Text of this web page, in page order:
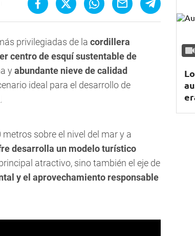
privilegiadas de la cordillera
centro de esquí sustentable de
y abundante nieve de calidad
ideal para el desarrollo de
sobre el nivel del mar y a
desarrolla un modelo turístico
atractivo, sino también el eje de
y el aprovechamiento responsable